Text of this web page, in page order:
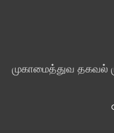
முகாமைத்துவ தகவல்